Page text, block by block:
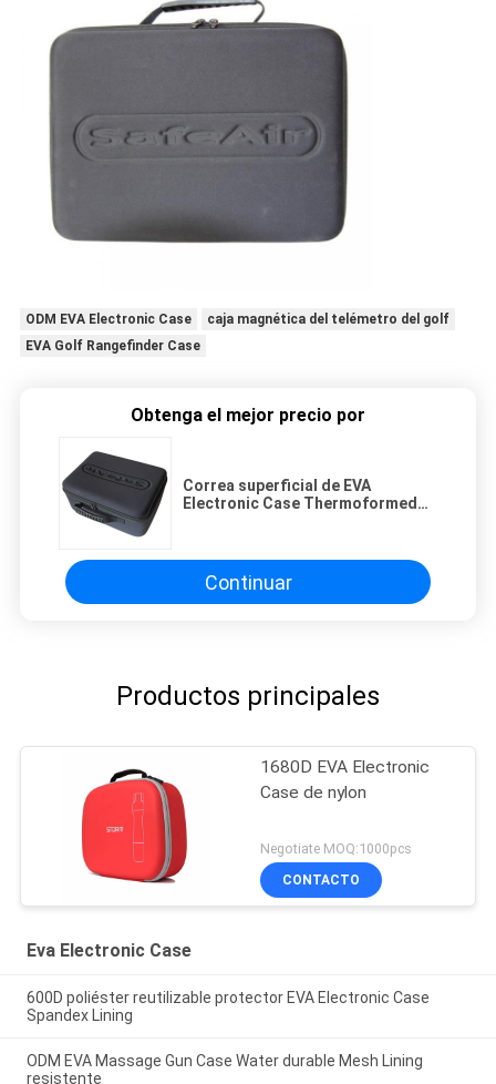
ODM EVA Electronic Case
caja magnética del telémetro del golf
EVA Golf Rangefinder Case
Obtenga el mejor precio por
Correa superficial de EVA
Electronic Case Thermoformed
Continuar
Productos principales
1680D EVA Electronic
Case de nylon
Negotiate MOQ:1000pcs
CONTACTO
Eva Electronic Case
600D poliéster reutilizable protector EVA Electronic Case
Spandex Lining
ODM EVA Massage Gun Case Water durable Mesh Lining
resistente